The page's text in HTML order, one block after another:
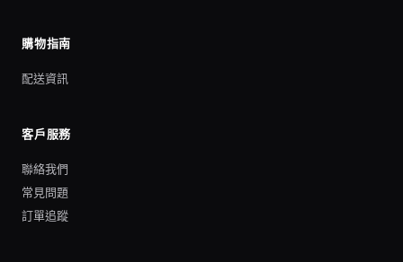
購物指南
配送資訊
客戶服務
聯絡我們
常見問題
訂單追蹤